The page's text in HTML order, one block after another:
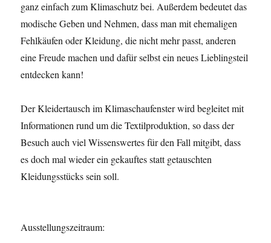
ganz einfach zum Klimaschutz bei. Außerdem bedeutet das
modische Geben und Nehmen, dass man mit ehemaligen
Fehlkäufen oder Kleidung, die nicht mehr passt, anderen
eine Freude machen und dafür selbst ein neues Lieblingsteil
entdecken kann!
Der Kleidertausch im Klimaschaufenster wird begleitet mit
Informationen rund um die Textilproduktion, so dass der
Besuch auch viel Wissenswertes für den Fall mitgibt, dass
es doch mal wieder ein gekauftes statt getauschten
Kleidungsstücks sein soll.
Ausstellungszeitraum: